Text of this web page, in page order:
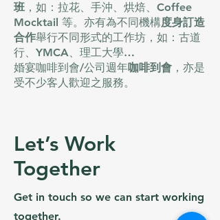
班 ，如：拉花、手沖、烘焙、Coffee
Mocktail 等。亦有為不同機構度身訂造
合作舉行不同形式的工作坊，如：古道
行、YMCA、理工大學…
婚宴咖啡到會/公司週年咖啡到會 ，亦是
受不少客人歡迎之服務。
Let’s Work
Together
Get in touch so we can start working
together.